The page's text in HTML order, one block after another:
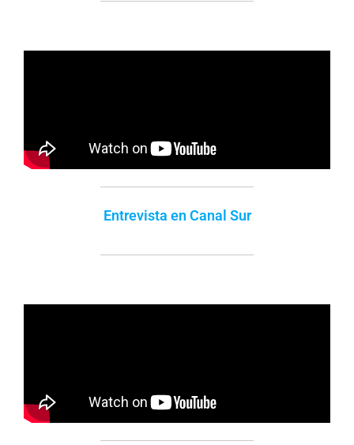
Entrevista en Canal Sur